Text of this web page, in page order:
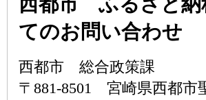
てのお問い合わせ
西都市 総合政策課
〒881-8501 宮崎県西都市